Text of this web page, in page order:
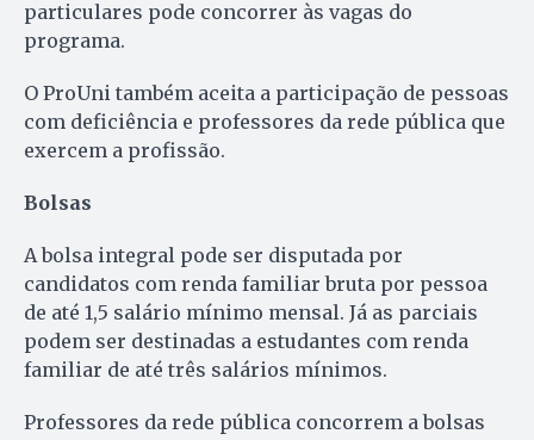
particulares pode concorrer às vagas do
programa.
O ProUni também aceita a participação de pessoas
com deficiência e professores da rede pública que
exercem a profissão.
Bolsas
A bolsa integral pode ser disputada por
candidatos com renda familiar bruta por pessoa
de até 1,5 salário mínimo mensal. Já as parciais
podem ser destinadas a estudantes com renda
familiar de até três salários mínimos.
Professores da rede pública concorrem a bolsas